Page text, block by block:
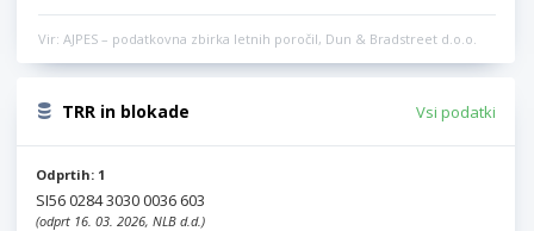
Vir: AJPES – podatkovna zbirka letnih poročil, Dun & Bradstreet d.o.o.
TRR in blokade Vsi podatki
Odprtih: 1
SI56 0284 3030 0036 603
(odprt 16. 03. 2026, NLB d.d.)